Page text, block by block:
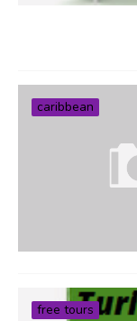
caribbean
free tours